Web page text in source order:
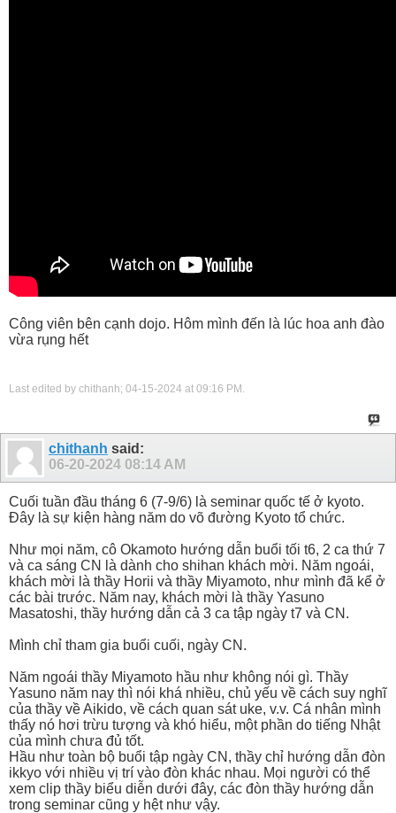
Công viên bên cạnh dojo. Hôm mình đến là lúc hoa anh đào
vừa rụng hết
Last edited by chithanh; 04-15-2024 at 09:16 PM .
chithanh said:
06-20-2024 08:14 AM
Cuối tuần đầu tháng 6 (7-9/6) là seminar quốc tế ở kyoto.
Đây là sự kiện hàng năm do võ đường Kyoto tổ chức.
Như mọi năm, cô Okamoto hướng dẫn buổi tối t6, 2 ca thứ 7
và ca sáng CN là dành cho shihan khách mời. Năm ngoái,
khách mời là thầy Horii và thầy Miyamoto, như mình đã kể ở
các bài trước. Năm nay, khách mời là thầy Yasuno
Masatoshi, thầy hướng dẫn cả 3 ca tập ngày t7 và CN.
Mình chỉ tham gia buổi cuối, ngày CN.
Năm ngoái thầy Miyamoto hầu như không nói gì. Thầy
Yasuno năm nay thì nói khá nhiều, chủ yếu về cách suy nghĩ
của thầy về Aikido, về cách quan sát uke, v.v. Cá nhân mình
thấy nó hơi trừu tượng và khó hiểu, một phần do tiếng Nhật
của mình chưa đủ tốt.
Hầu như toàn bộ buổi tập ngày CN, thầy chỉ hướng dẫn đòn
ikkyo với nhiều vị trí vào đòn khác nhau. Mọi người có thể
xem clip thầy biểu diễn dưới đây, các đòn thầy hướng dẫn
trong seminar cũng y hệt như vậy.